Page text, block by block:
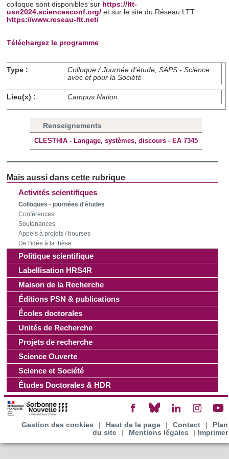
Les cookies nous permettent de personnaliser le contenu
médias sociaux et d'analyser notre trafic. Nous
notre site avec nos partenaires de médias sociaux, de
publicité et d'analyse, qui peuvent combiner celles-ci avec
d'autres informations que vous leur avez fournies ou qu'ils
Activités scientifiques
Colloques - journées d'études
Conférences
Soutenances
Appels à projets / bourses
De l'idée à la thèse
Politique scientifique
Labellisation HRS4R
Maison de la Recherche
Éditions PSN & publications
Écoles doctorales
Unités de Recherche
Projets de recherche
Science Ouverte
Science et Société
Études Doctorales & HDR
colloque sont disponibles sur https://ltt-
usn2024.sciencesconf.org/ et sur le site du Réseau LTT
https://www.reseau-ltt.net/
Téléchargez le programme
Type :
Colloque / Journée d'étude, SAPS - Science
avec et pour la Société
Lieu(x) : Campus Nation
Renseignements
CLESTHIA - Langage, systèmes, discours - EA 7345
Gestion des cookies Haut de la page Contact
Plan
du site
Mentions légales Imprimer